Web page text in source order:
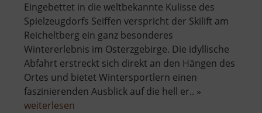
Eingebettet in die weltbekannte Kulisse des
Spielzeugdorfs Seiffen verspricht der Skilift am
Reicheltberg ein ganz besonderes
Wintererlebnis im Osterzgebirge. Die idyllische
Abfahrt erstreckt sich direkt an den Hängen des
Ortes und bietet Wintersportlern einen
faszinierenden Ausblick auf die hell er.. »
weiterlesen